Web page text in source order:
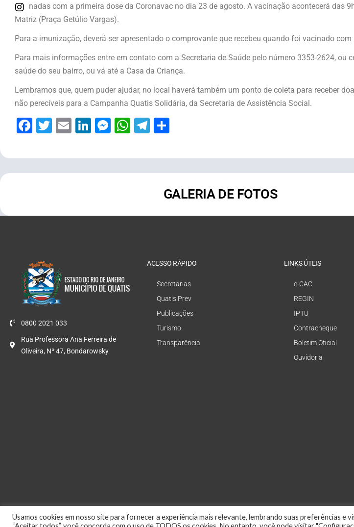
vacinadas com a primeira dose da Coronavac no dia 23 de agosto. A vacinação acontecerá das
Matriz (Praça Getúlio Vargas).
Para a imunização, deverá ser apresentado o comprovante que recebeu quando foi vacinado com
Para mais informações entre em contato com a Secretaria de Saúde pelo número 3353-2624, ou
saúde do seu bairro, ou vá até a Casa da Criança.
Lembramos que, quem puder ajudar, no local haverá também um ponto de coleta para receber
não perecíveis para a Campanha Quatis Solidária, da Secretaria de Assistência Social.
Facebook
Twitter
EmailLinkedIn
Messenger
WhatsApp
Telegram
GALERIA DE FOTOS
0800 2021 033
Rua Professora Ana Ferreira de
Oliveira, Nº 47, Bondarowsky
ACESSO RÁPIDO
Secretarias
Quatis Prev
Publicações
Turismo
Transparência
LINKS ÚTEIS
e-CAC
REGIN
IPTU
Contracheque
Boletim Oficial
Ouvidoria
Usamos cookies em nosso site para fornecer a experiência mais relevante, lembrando suas preferências e